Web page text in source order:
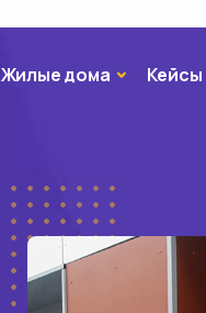
Жилые домаЖилые дома
Кейсы